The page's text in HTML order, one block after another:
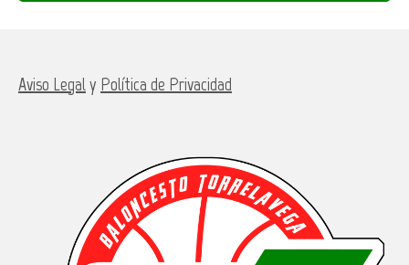
Aviso Legal y Política de Privacidad